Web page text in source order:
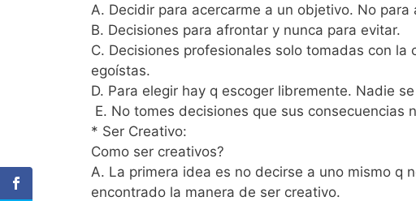
A. Decidir para acercarme a un objetivo. No
B. Decisiones para afrontar y nunca para evitar.
C. Decisiones profesionales solo tomadas con
egoístas.
D. Para elegir hay q escoger libremente. Nadie
E. No tomes decisiones que sus consecuencias
* Ser Creativo:
Como ser creativos?
A. La primera idea es no decirse a uno mismo q
encontrado la manera de ser creativo.